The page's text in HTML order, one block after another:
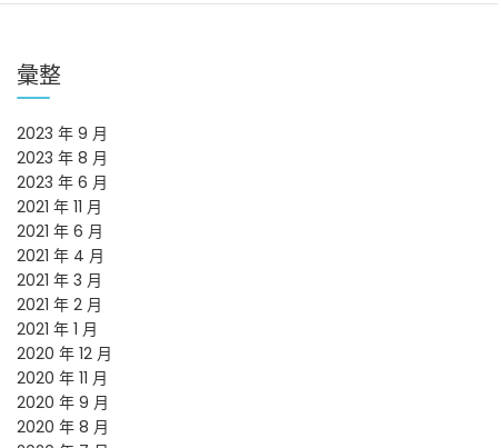
彙整
2023 年 9 月
2023 年 8 月
2023 年 6 月
2021 年 11 月
2021 年 6 月
2021 年 4 月
2021 年 3 月
2021 年 2 月
2021 年 1 月
2020 年 12 月
2020 年 11 月
2020 年 9 月
2020 年 8 月